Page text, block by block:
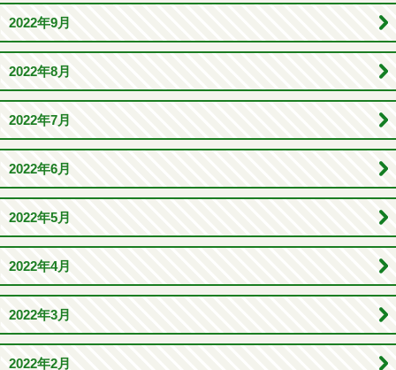
2022年9月
2022年8月
2022年7月
2022年6月
2022年5月
2022年4月
2022年3月
2022年2月